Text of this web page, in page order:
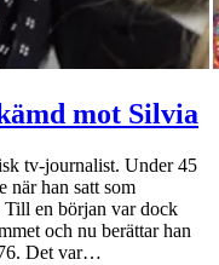
mot Silvia
tv-journalist. Under 45
när han satt som
en början var dock
och nu berättar han
Det var…